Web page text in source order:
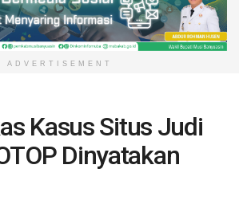
ADVERTISEMENT
Kasus Situs Judi
Dinyatakan